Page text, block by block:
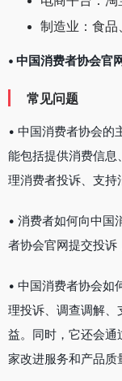
制造业：食品
• 中国消费者协会官
常见问题
• 中国消费者协会的
能包括提供消费信息
理消费者投诉、支持
• 消费者如何向中国
者协会官网提交投诉
• 中国消费者协会如
理投诉、调查调解、
益。同时，它还会
家改进服务和产品质